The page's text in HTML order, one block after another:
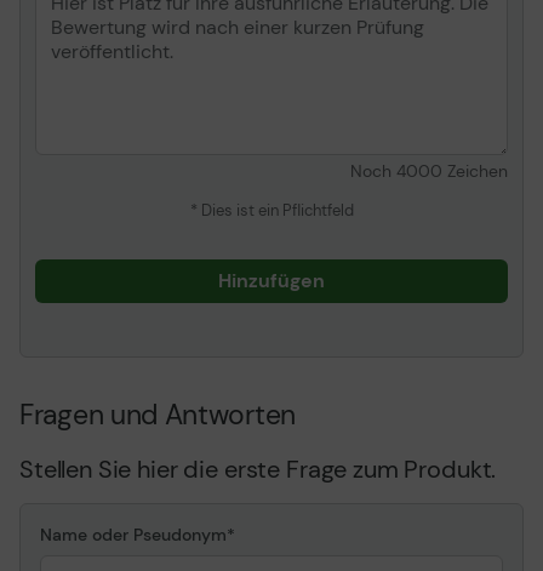
Noch 4000 Zeichen
* Dies ist ein Pflichtfeld
Hinzufügen
Fragen und Antworten
Stellen Sie hier die erste Frage zum Produkt.
Name oder Pseudonym